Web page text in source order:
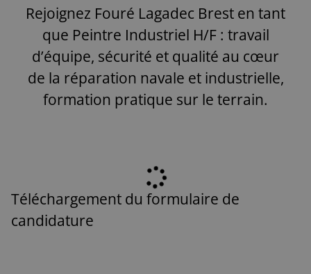
Rejoignez Fouré Lagadec Brest en tant
que Peintre Industriel H/F : travail
d’équipe, sécurité et qualité au cœur
de la réparation navale et industrielle,
formation pratique sur le terrain.
Téléchargement du formulaire de
candidature